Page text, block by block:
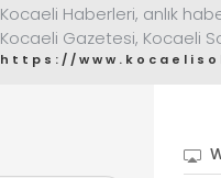
Kocaeli Haberleri, anlık
Kocaeli Gazetesi, Kocaeli
https://